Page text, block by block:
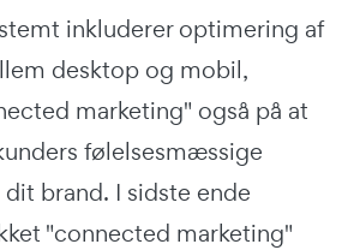
inkluderer optimering af
desktop og mobil,
marketing" også på at
følelsesmæssige
brand. I sidste ende
"connected marketing"